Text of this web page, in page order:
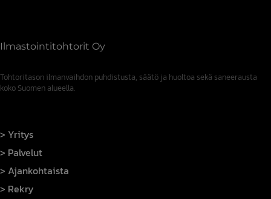
Ilmastointitohtorit Oy
Tohtoritason ilmanvaihdon puhdistusta, säätö ja huoltoa sekä saneerausta
koko Suomen alueella.
Yritys
Palvelut
Ajankohtaista
Rekry